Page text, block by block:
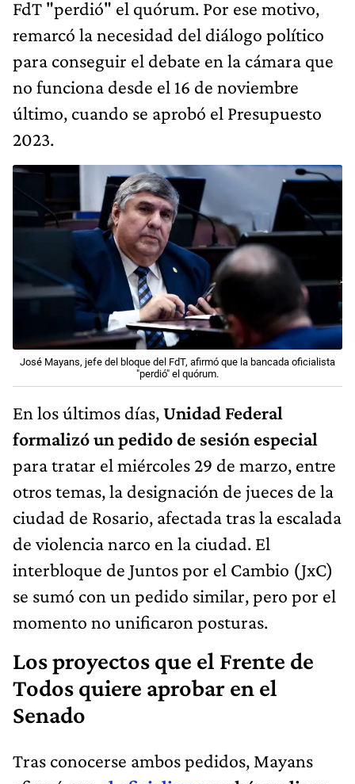
FdT "perdió" el quórum. Por ese motivo,
remarcó la necesidad del diálogo político
para conseguir el debate en la cámara que
no funciona desde el 16 de noviembre
último, cuando se aprobó el Presupuesto
2023.
José Mayans, jefe del bloque del FdT, afirmó que la bancada oficialista
"perdió" el quórum.
En los últimos días,Unidad Federal
formalizó un pedido de sesión especial
para tratar el miércoles 29 de marzo, entre
otros temas, la designación de jueces de la
ciudad de Rosario, afectada tras la escalada
de violencia narco en la ciudad. El
interbloque de Juntos por el Cambio (JxC)
se sumó con un pedido similar, pero por el
momento no unificaron posturas.
Los proyectos que el Frente de
Todos quiere aprobar en el
Senado
Tras conocerse ambos pedidos, Mayans